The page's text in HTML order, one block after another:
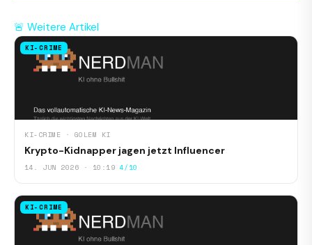
🚨 Weitere Artikel
KI-CRIME
KI-CRIME · GOLEM KI
Krypto-Kidnapper jagen jetzt Influencer
14. JUN 2026 · 10:19 4/10
KI-CRIME